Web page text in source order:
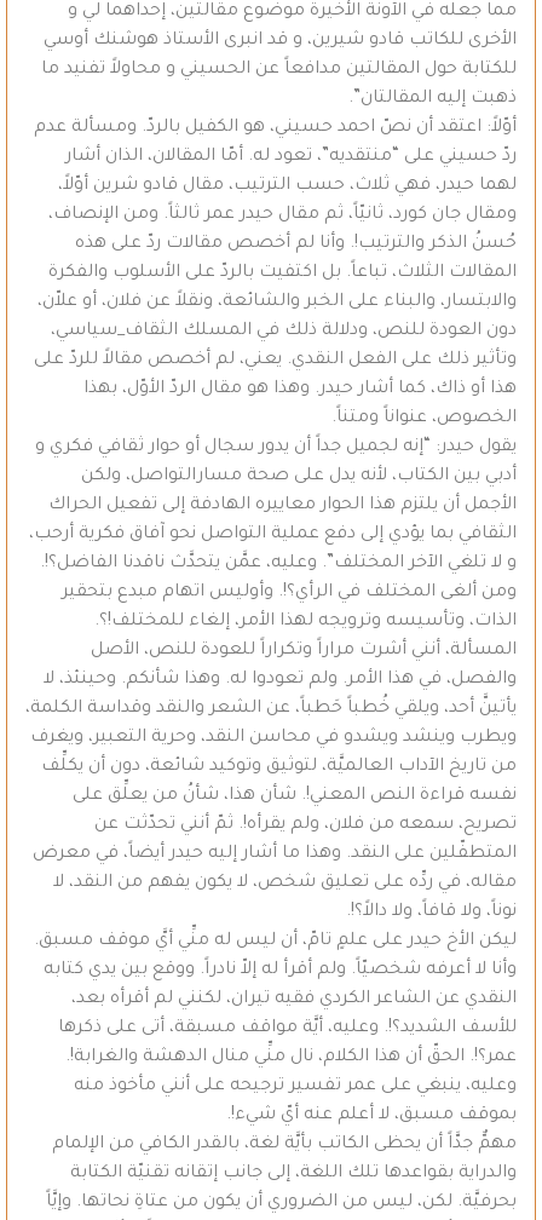
مما جعله في الآونة الأخيرة موضوع مقالتين، إحداهما لي و
الأخرى للكاتب قادو شيرين، و قد انبرى الأستاذ هوشنك أوسي
للكتابة حول المقالتين مدافعاً عن الحسيني و محاولاً تفنيد ما
ذهبت إليه المقالتان”.
أوّلاً: اعتقد أن نصّ احمد حسيني، هو الكفيل بالردّ. ومسألة عدم
ردّ حسيني على “منتقديه”، تعود له. أمّا المقالان، الذان أشار
لهما حيدر، فهي ثلاث، حسب الترتيب، مقال قادو شرين أوّلاً،
ومقال جان كورد، ثانيّاً، ثم مقال حيدر عمر ثالثاً. ومن الإنصاف،
حُسنُ الذكر والترتيب!. وأنا لم أخصص مقالات ردّ على هذه
المقالات الثلاث، تباعاً. بل اكتفيت بالردّ على الأسلوب والفكرة
والابتسار، والبناء على الخبر والشائعة، ونقلاً عن فلان، أو علاّن،
دون العودة للنص، ودلالة ذلك في المسلك الثقاف_سياسي،
وتأثير ذلك على الفعل النقدي. يعني، لم أخصص مقالاً للردّ على
هذا أو ذاك، كما أشار حيدر. وهذا هو مقال الردّ الأوّل، بهذا
الخصوص، عنواناً ومتناً.
يقول حيدر: “إنه لجميل جداً أن يدور سجال أو حوار ثقافي فكري و
أدبي بين الكتاب، لأنه يدل على صحة مسارالتواصل، ولكن
الأجمل أن يلتزم هذا الحوار معاييره الهادفة إلى تفعيل الحراك
الثقافي بما يؤدي إلى دفع عملية التواصل نحو آفاق فكرية أرحب،
و لا تلغي الآخر المختلف”. وعليه، عمَّن يتحدَّث ناقدنا الفاضل؟!.
ومن ألغى المختلف في الرأي؟!. وأوليس اتهام مبدع بتحقير
الذات، وتأسيسه وترويجه لهذا الأمر، إلغاء للمختلف!؟.
المسألة، أنني أشرت مراراً وتكراراً للعودة للنص، الأصل
والفصل، في هذا الأمر. ولم تعودوا له. وهذا شأنكم. وحينئذ، لا
يأتينَّ أحد، ويلقي خُطباً حَطباً، عن الشعر والنقد وقداسة الكلمة،
ويطرب وينشد ويشدو في محاسن النقد، وحرية التعبير، ويغرف
من تاريخ الآداب العالميَّة، لتوثيق وتوكيد شائعة، دون أن يكلِّف
نفسه قراءة النص المعني!. شأن هذا، شأنُ من يعلِّق على
تصريح، سمعه من فلان، ولم يقرأه!. ثمّ أنني تحدّثت عن
المتطفّلين على النقد. وهذا ما أشار إليه حيدر أيضاً، في معرض
مقاله، في ردِّه على تعليق شخص، لا يكون يفهم من النقد، لا
نوناً، ولا قافاً، ولا دالاً؟!.
ليكن الأخ حيدر على علمٍ تامّ، أن ليس له منِّي أيَّ موقف مسبق.
وأنا لا أعرفه شخصيّاً. ولم أقرأ له إلاّ نادراً. ووقع بين يدي كتابه
النقدي عن الشاعر الكردي فقيه تيران، لكنني لم أقرأه بعد،
للأسف الشديد؟!. وعليه، أيَّة مواقف مسبقة، أتى على ذكرها
عمر؟!. الحقّ أن هذا الكلام، نال منِّي منال الدهشة والغرابة!.
وعليه، ينبغي على عمر تفسير ترجيحه على أنني مأخوذ منه
بموقف مسبق، لا أعلم عنه أيّ شيء!.
مهمٌّ جدَّاً أن يحظى الكاتب بأيَّة لغة، بالقدر الكافي من الإلمام
والدراية بقواعدها تلك اللغة، إلى جانب إتقانه تقنيّة الكتابة
بحرفيَّة. لكن، ليس من الضروري أن يكون من عتاةِ نحاتها. وإيَّاً